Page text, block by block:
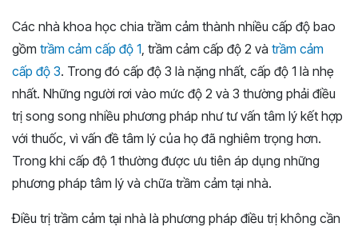
Các nhà khoa học chia trầm cảm thành nhiều cấp độ bao
gồm trầm cảm cấp độ 1 , trầm cảm cấp độ 2 và trầm cảm
cấp độ 3. Trong đó cấp độ 3 là nặng nhất, cấp độ 1 là nhẹ
nhất. Những người rơi vào mức độ 2 và 3 thường phải điều
trị song song nhiều phương pháp như tư vấn tâm lý kết hợp
với thuốc, vì vấn đề tâm lý của họ đã nghiêm trọng hơn.
Trong khi cấp độ 1 thường được ưu tiên áp dụng những
phương pháp tâm lý và chữa trầm cảm tại nhà.
Điều trị trầm cảm tại nhà là phương pháp điều trị không cần